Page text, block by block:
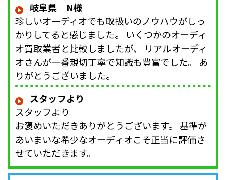
岐阜県 N様
珍しいオーディオでも取扱いのノウハウがしっ
かりしてると感じました。 いくつかのオーディ
オ買取業者と比較しましたが、 リアルオーディ
オさんが一番親切丁寧で知識も豊富でした。 あ
りがとうございました。
スタッフより
スタッフより
お褒めいただきありがとうございます。 基準が
あいまいな希少なオーディオこそ正当に評価さ
せていただきます。